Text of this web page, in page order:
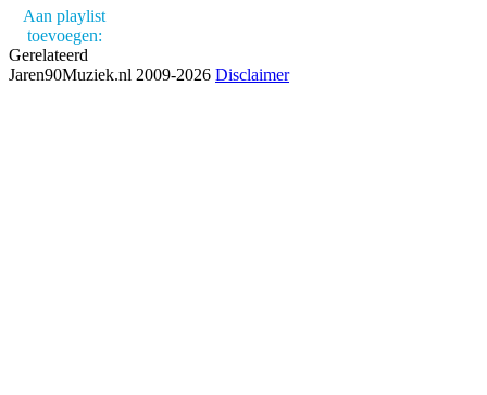
Aan playlist
toevoegen:
Gerelateerd
Jaren90Muziek.nl 2009-2026 Disclaimer